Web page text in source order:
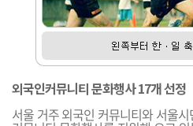
외국인커뮤니티 문화행사 17개 선정
서울 거주 외국인 커뮤니티와 서울